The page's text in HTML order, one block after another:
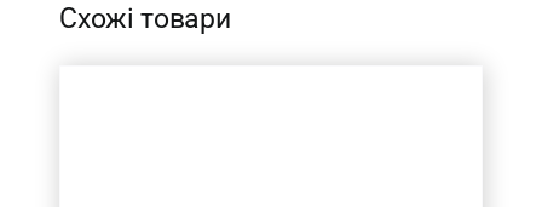
Схожі товари